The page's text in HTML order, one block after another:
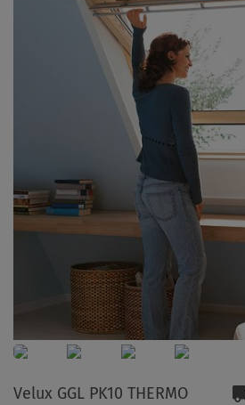
Velux GGL PK10 THERMO